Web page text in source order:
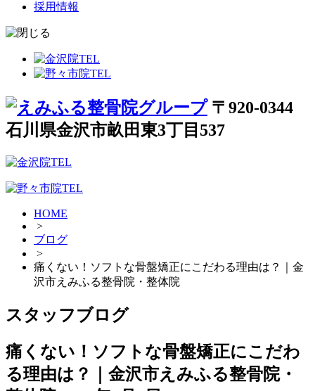
採用情報
〒920-0344
石川県金沢市畝田東3丁目537
HOME
>
ブログ
>
痛くない！ソフトな骨盤矯正にこだわる理由は？｜金
沢市えみふる整骨院・整体院
スタッフブログ
痛くない！ソフトな骨盤矯正にこだわ
る理由は？｜金沢市えみふる整骨院・